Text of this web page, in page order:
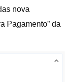
nova
Pagamento” da